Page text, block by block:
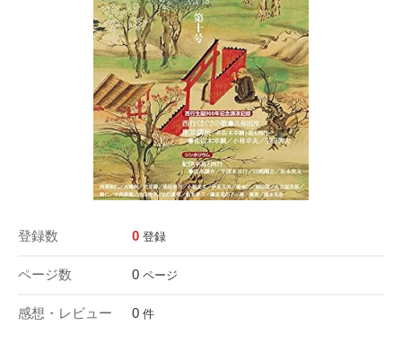
登録数 0 登録
ページ数 0 ページ
感想・レビュー 0 件